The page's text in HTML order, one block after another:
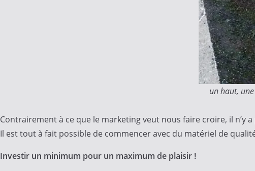
un haut,
Contrairement à ce que le marketing veut nous faire croire, il n’y
Il est tout à fait possible de commencer avec du matériel de
Investir un minimum pour un maximum de plaisir !